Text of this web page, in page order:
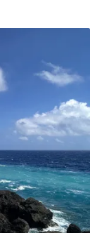
前在中山大學念
資源。2000年
班，專長是空
來台灣後，當過
黑潮海洋文教
學系擔任副教
到海保署，成
訪時說，沒有
澈的海洋，還
洋利害關係人溝